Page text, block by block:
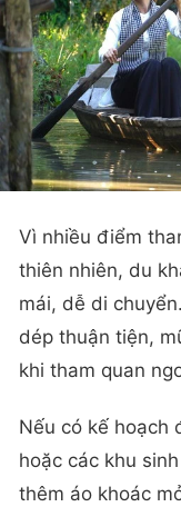
Vì nhiều điểm
thiên nhiên, du
mái, dễ di
dép thuận tiện,
khi tham quan
Nếu có kế hoạch
hoặc các khu
thêm áo khoác